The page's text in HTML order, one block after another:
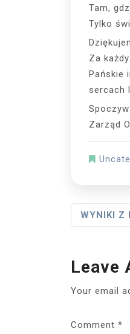
Tam,
Tylko
Za
Pańskie
sercach
Zarząd
Post
WYNIKI Z
Leave
Your email
Comment *